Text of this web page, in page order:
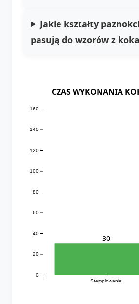
Jakie kształty
pasują do wzorów z
CZAS WYKONANIA
Stemplowanie
0
20
40
60
80
100
120
140
160
30